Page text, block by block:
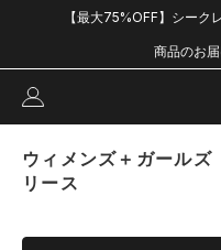
【最大75%OFF】シーク
商品のお
ウィメンズ＋ガールズ
リース